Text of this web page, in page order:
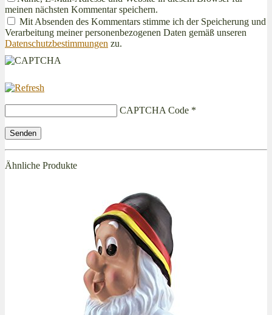
meinen nächsten Kommentar speichern.
Mit Absenden des Kommentars stimme ich der Speicherung und
Verarbeitung meiner personenbezogenen Daten gemäß unseren
Datenschutzbestimmungen zu.
CAPTCHA Code *
Ähnliche Produkte